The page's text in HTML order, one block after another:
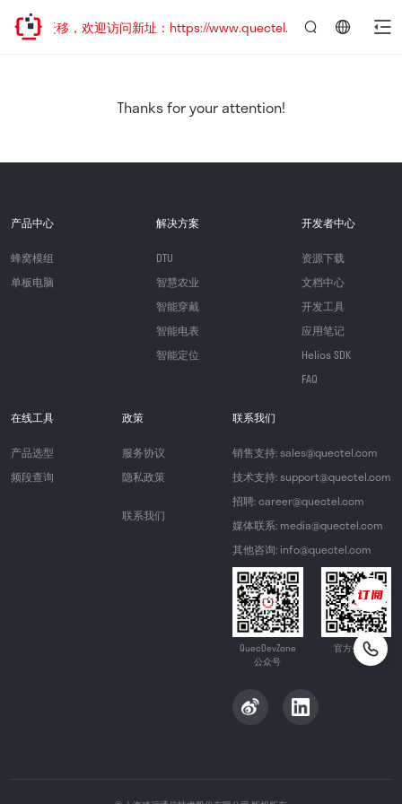
址已迁移，欢迎访问新址：https://www.quectel.com.cn
Thanks for your attention!
产品中心
蜂窝模组
单板电脑
解决方案
DTU
智慧农业
智能穿戴
智能电表
智能定位
开发者中心
资源下载
文档中心
开发工具
应用笔记
Helios SDK
FAQ
在线工具
产品选型
频段查询
政策
服务协议
隐私政策
联系我们
联系我们
销售支持: sales@quectel.com
技术支持: support@quectel.com
招聘: career@quectel.com
媒体联系: media@quectel.com
其他咨询: info@quectel.com
QuecDevZone
公众号
官方公众号